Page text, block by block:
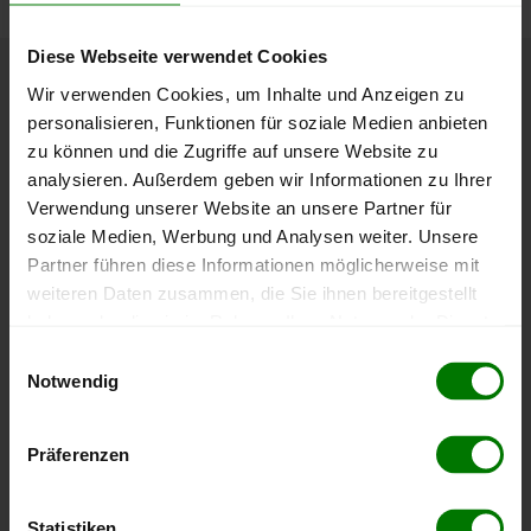
Diese Webseite verwendet Cookies
Wir verwenden Cookies, um Inhalte und Anzeigen zu
personalisieren, Funktionen für soziale Medien anbieten
zu können und die Zugriffe auf unsere Website zu
analysieren. Außerdem geben wir Informationen zu Ihrer
Verwendung unserer Website an unsere Partner für
soziale Medien, Werbung und Analysen weiter. Unsere
Partner führen diese Informationen möglicherweise mit
weiteren Daten zusammen, die Sie ihnen bereitgestellt
Notwendig
Präferenzen
Höchst- und Tiefststände der
Pelletspreise in St. Agatha
Die Tabelle zeigt dieHöchst- und Tiefststände der
Pelletspreise für lose Holzpellets. Das dazugehörige
Datum zeigt, wann der Höchst- oder Tiefststand im
jeweiligen Zeitraum erreicht wurde.
Tiefststand
412,00 €
10.08.2026